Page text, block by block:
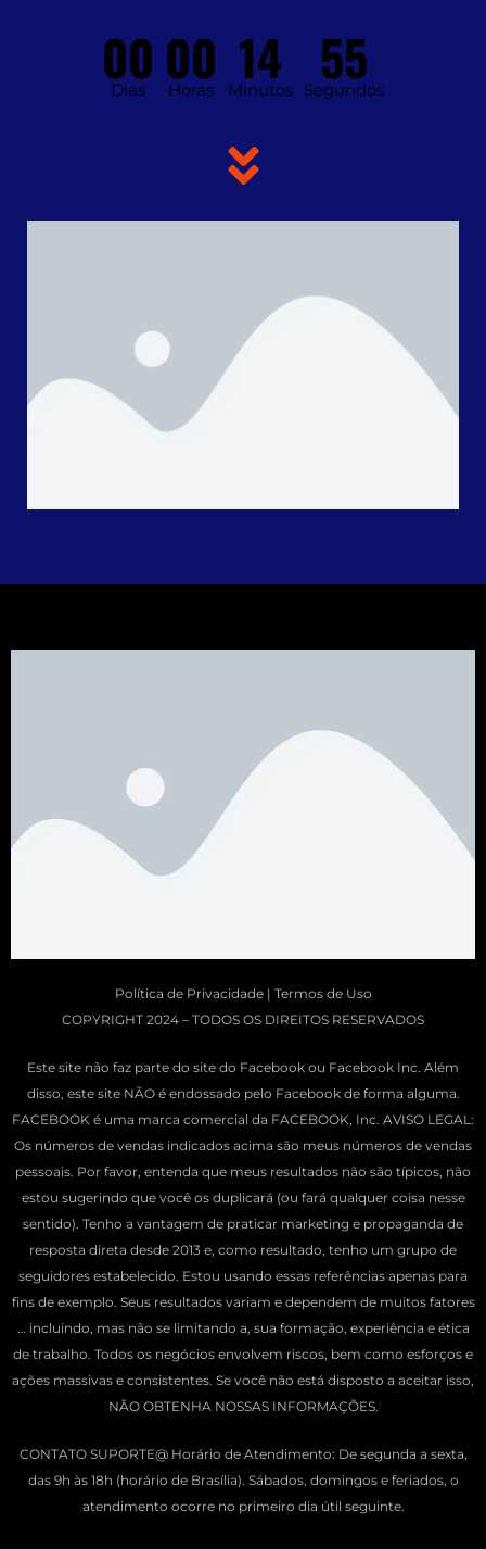
00
Dias 00
Horas 14
Minutos 55
Segundos
Política de Privacidade | Termos de Uso
COPYRIGHT 2024 – TODOS OS DIREITOS RESERVADOS
Este site não faz parte do site do Facebook ou Facebook Inc. Além
disso, este site NÃO é endossado pelo Facebook de forma alguma.
FACEBOOK é uma marca comercial da FACEBOOK, Inc. AVISO LEGAL:
Os números de vendas indicados acima são meus números de vendas
pessoais. Por favor, entenda que meus resultados não são típicos, não
estou sugerindo que você os duplicará (ou fará qualquer coisa nesse
sentido). Tenho a vantagem de praticar marketing e propaganda de
resposta direta desde 2013 e, como resultado, tenho um grupo de
seguidores estabelecido. Estou usando essas referências apenas para
fins de exemplo. Seus resultados variam e dependem de muitos fatores
… incluindo, mas não se limitando a, sua formação, experiência e ética
de trabalho. Todos os negócios envolvem riscos, bem como esforços e
ações massivas e consistentes. Se você não está disposto a aceitar isso,
NÃO OBTENHA NOSSAS INFORMAÇÕES.
CONTATO SUPORTE@ Horário de Atendimento: De segunda a sexta,
das 9h às 18h (horário de Brasília). Sábados, domingos e feriados, o
atendimento ocorre no primeiro dia útil seguinte.